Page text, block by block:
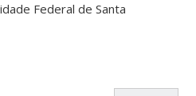
Federal de Santa